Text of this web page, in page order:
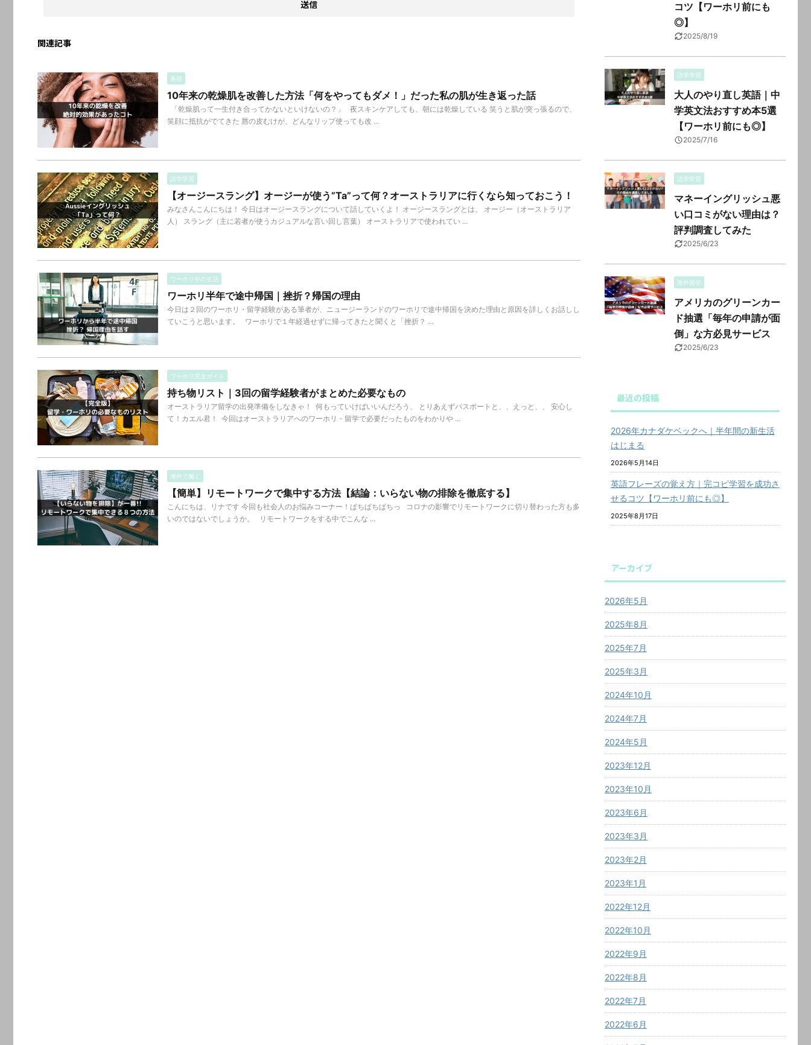
関連記事
美容
10年来の乾燥肌を改善した方法「何をやってもダメ！」だった私の肌が生き返った話
「乾燥肌って一生付き合ってかないといけないの？」 夜スキンケアしても、朝には乾燥している 笑うと肌が突っ張るので、
笑顔に抵抗がでてきた 唇の皮むけが、どんなリップ使っても改 ...
語学学習
【オージースラング】オージーが使う”Ta”って何？オーストラリアに行くなら知っておこう！
みなさんこんにちは！ 今日はオージースラングについて話していくよ！ オージースラングとは、 オージー（オーストラリア
人） スラング（主に若者が使うカジュアルな言い回し言葉） オーストラリアで使われてい ...
ワーホリ中の生活
ワーホリ半年で途中帰国｜挫折？帰国の理由
今日は２回のワーホリ・留学経験がある筆者が、ニュージーランドのワーホリで途中帰国を決めた理由と原因を詳しくお話しし
ていこうと思います。 ワーホリで１年経過せずに帰ってきたと聞くと「挫折？ ...
ワーホリ完全ガイド
持ち物リスト｜3回の留学経験者がまとめた必要なもの
オーストラリア留学の出発準備をしなきゃ！ 何もっていけばいいんだろう、 とりあえずパスポートと、、えっと、、 安心し
て！カエル君！ 今回はオーストラリアへのワーホリ・留学で必要だったものをわかりや ...
海外で働く
【簡単】リモートワークで集中する方法【結論：いらない物の排除を徹底する】
こんにちは、リナです 今回も社会人のお悩みコーナー！ぱちぱちぱちっ コロナの影響でリモートワークに切り替わった方も多
いのではないでしょうか。 リモートワークをする中でこんな ...
コツ【ワーホリ前にも
◎】
2025/8/19
語学学習
大人のやり直し英語｜中
学英文法おすすめ本5選
【ワーホリ前にも◎】
2025/7/16
語学学習
マネーイングリッシュ悪
い口コミがない理由は？
評判調査してみた
2025/6/23
海外留学
アメリカのグリーンカー
ド抽選「毎年の申請が面
倒」な方必見サービス
2025/6/23
最近の投稿
2026年カナダケベックへ｜半年間の新生活
はじまる
2026年5月14日
英語フレーズの覚え方｜完コピ学習を成功さ
せるコツ【ワーホリ前にも◎】
2025年8月17日
アーカイブ
2026年5月
2025年8月
2025年7月
2025年3月
2024年10月
2024年7月
2024年5月
2023年12月
2023年10月
2023年6月
2023年3月
2023年2月
2023年1月
2022年12月
2022年10月
2022年9月
2022年8月
2022年7月
2022年6月